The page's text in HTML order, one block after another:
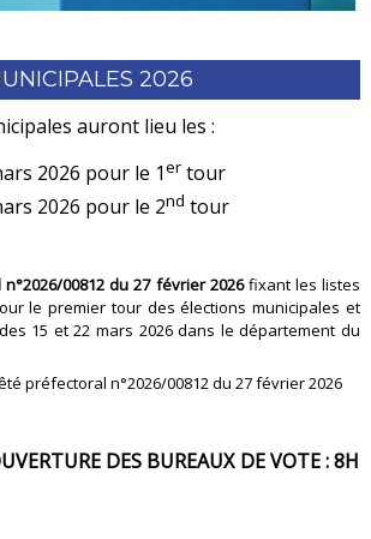
2026
auront lieu les :
2026 pour le 1er tour
2026 pour le 2nd tour
00812 du 27 février 2026fixant les listes
le premier tour des élections municipales et
15 et 22 mars 2026 dans le département du
préfectoral n°2026/00812 du 27 février 2026
DES BUREAUX DE VOTE : 8H